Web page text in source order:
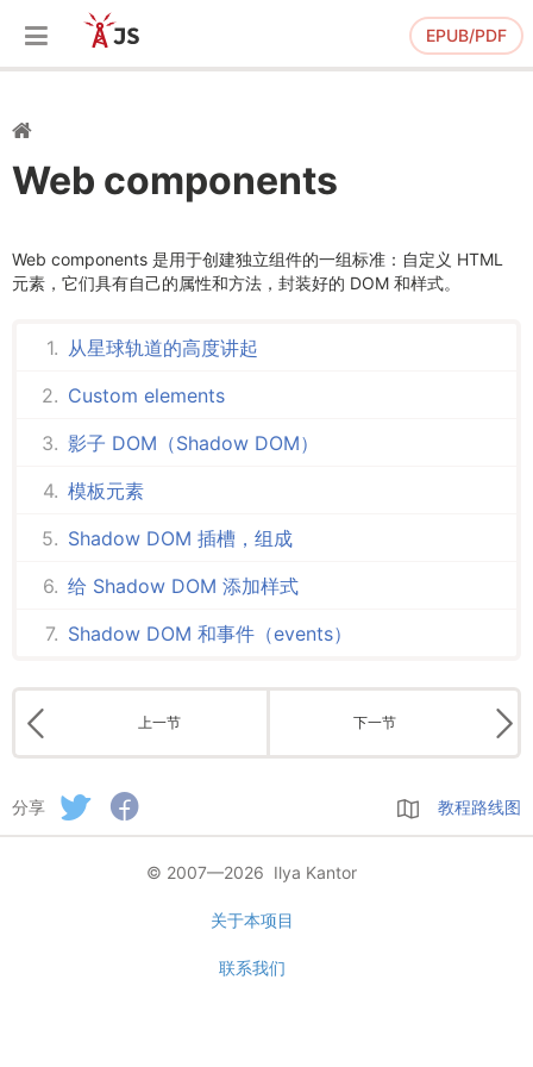
EPUB/PDF
Web components
Web components 是用于创建独立组件的一组标准：自定义 HTML
元素，它们具有自己的属性和方法，封装好的 DOM 和样式。
从星球轨道的高度讲起
Custom elements
影子 DOM（Shadow DOM）
模板元素
Shadow DOM 插槽，组成
给 Shadow DOM 添加样式
Shadow DOM 和事件（events）
上一节 下一节
分享 教程路线图
© 2007—2026 Ilya Kantor
关于本项目
联系我们